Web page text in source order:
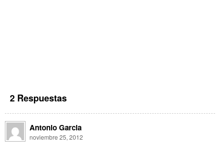
2 Respuestas
Antonio Garcia
noviembre 25, 2012